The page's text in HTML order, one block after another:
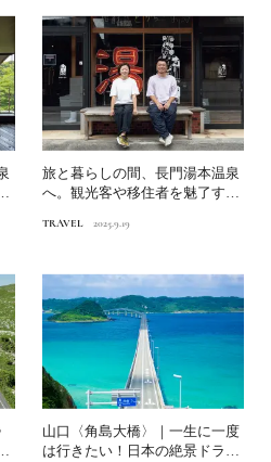
旅と暮らしの間、長門湯本温泉
へ。観光客や移住者を魅了する
TRAVEL 2025.9.19
山口〈角島大橋〉｜一生に一度
は行きたい！日本の絶景ドライ